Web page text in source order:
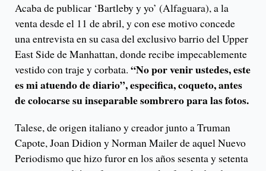
Acaba de publicar ‘Bartleby y yo’ (Alfaguara), a la
venta desde el 11 de abril, y con ese motivo concede
una entrevista en su casa del exclusivo barrio del Upper
East Side de Manhattan, donde recibe impecablemente
vestido con traje y corbata. “No por venir ustedes, este
es mi atuendo de diario”, especifica, coqueto, antes
de colocarse su inseparable sombrero para las fotos.
Talese, de origen italiano y creador junto a Truman
Capote, Joan Didion y Norman Mailer de aquel Nuevo
Periodismo que hizo furor en los años sesenta y setenta